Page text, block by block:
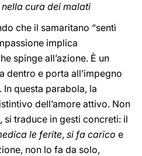
cura dei malati
che il samaritano “sentì
implica
spinge all’azione. È un
dentro e porta all’impegno
questa parabola, la
dell’amore attivo. Non
si traduce in gesti concreti: il
le ferite, si fa carico e
non lo fa da solo,